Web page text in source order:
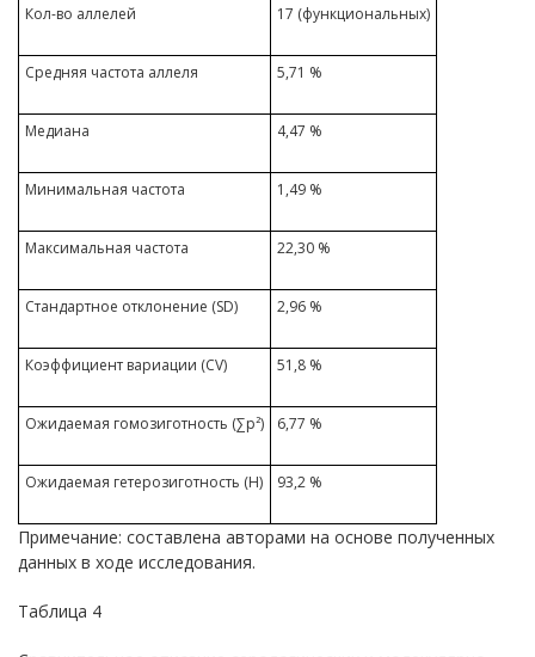
Кол-во аллелей 17 (функциональных)
Средняя частота аллеля 5,71 %
Медиана 4,47 %
Минимальная частота 1,49 %
Максимальная частота 22,30 %
Стандартное отклонение (SD) 2,96 %
Коэффициент вариации (CV) 51,8 %
Ожидаемая гомозиготность (∑p²) 6,77 %
Ожидаемая гетерозиготность (H) 93,2 %
Примечание: составлена авторами на основе полученных
данных в ходе исследования.
Таблица 4